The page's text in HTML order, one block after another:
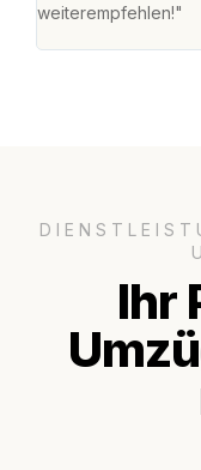
weiterempfehlen!"
Ihr